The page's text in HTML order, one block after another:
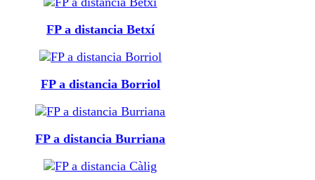
FP a distancia Betxí
FP a distancia Borriol
FP a distancia Burriana